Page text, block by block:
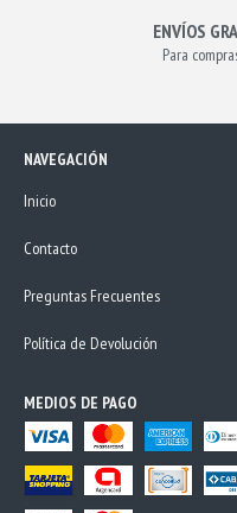
ENVÍOS
Para
NAVEGACIÓN
Inicio
Contacto
Preguntas Frecuentes
Política de Devolución
MEDIOS DE PAGO